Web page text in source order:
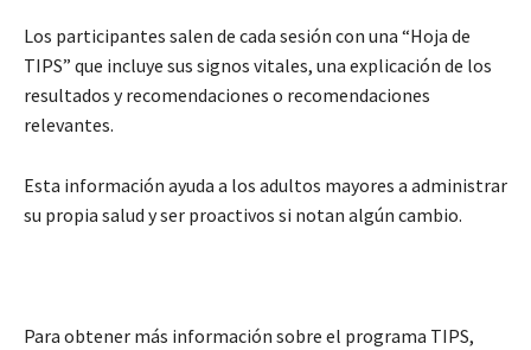
Los participantes salen de cada sesión con una “Hoja de
TIPS” que incluye sus signos vitales, una explicación de los
resultados y recomendaciones o recomendaciones
relevantes.
Esta información ayuda a los adultos mayores a administrar
su propia salud y ser proactivos si notan algún cambio.
Para obtener más información sobre el programa TIPS,